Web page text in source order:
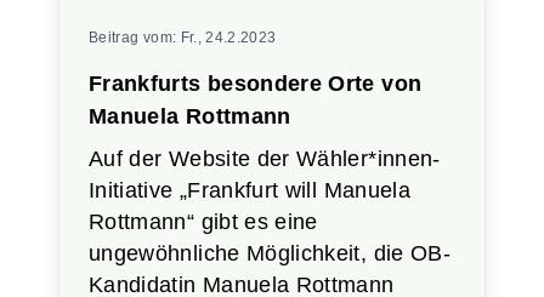
Beitrag vom: Fr., 24.2.2023
Frankfurts besondere Orte von
Manuela Rottmann
Auf der Website der Wähler*innen-
Initiative „Frankfurt will Manuela
Rottmann“ gibt es eine
ungewöhnliche Möglichkeit, die OB-
Kandidatin Manuela Rottmann